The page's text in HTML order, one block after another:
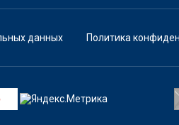
данных Политика